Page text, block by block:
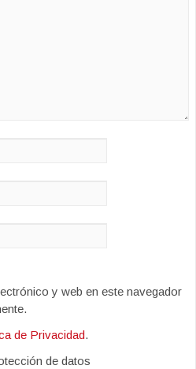
y web en este navegador
de Privacidad.
de datos